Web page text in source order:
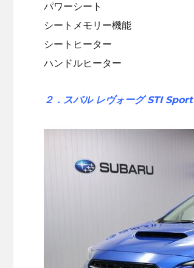
パワーシート
シートメモリー機能
シートヒーター
ハンドルヒーター
２．スバル レヴォーグ STI